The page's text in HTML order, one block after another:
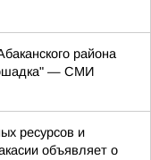
района
— СМИ
ресурсов и
объявляет о